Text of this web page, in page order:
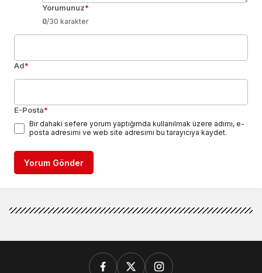
Yorumunuz*
0/30 karakter
Ad*
E-Posta*
Bir dahaki sefere yorum yaptığımda kullanılmak üzere adımı, e-
posta adresimi ve web site adresimi bu tarayıcıya kaydet.
Yorum Gönder